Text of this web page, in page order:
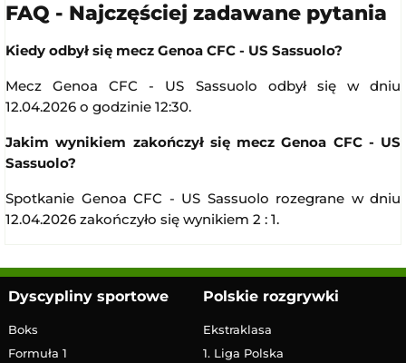
FAQ - Najczęściej zadawane pytania
Kiedy odbył się mecz Genoa CFC - US Sassuolo?
Mecz Genoa CFC - US Sassuolo odbył się w dniu
12.04.2026 o godzinie 12:30.
Jakim wynikiem zakończył się mecz Genoa CFC - US
Sassuolo?
Spotkanie Genoa CFC - US Sassuolo rozegrane w dniu
12.04.2026 zakończyło się wynikiem 2 : 1.
Dyscypliny sportowe
Boks
Formuła 1
Polskie rozgrywki
Ekstraklasa
1. Liga Polska